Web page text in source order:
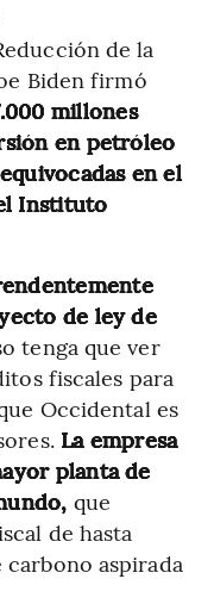
de la
Biden firmó
millones
en petróleo
en el
Instituto
de ley de
tenga que ver
fiscales para
Occidental es
La empresa
planta de
que
de hasta
carbono aspirada